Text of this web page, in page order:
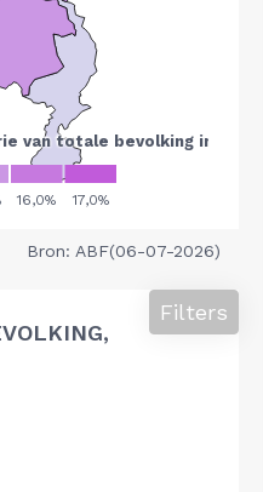
Bron: ABF(06-07-2026)
Filters